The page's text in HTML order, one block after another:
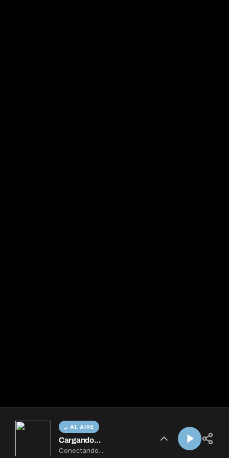
AL AIRE
Cargando...
Conectando...